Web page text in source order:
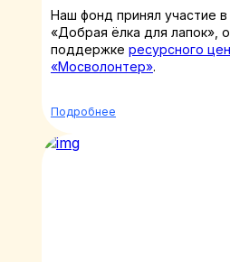
Наш фонд принял участие в
«Добрая ёлка для лапок»,
поддержке ресурсного
«Мосволонтер».
Подробнее